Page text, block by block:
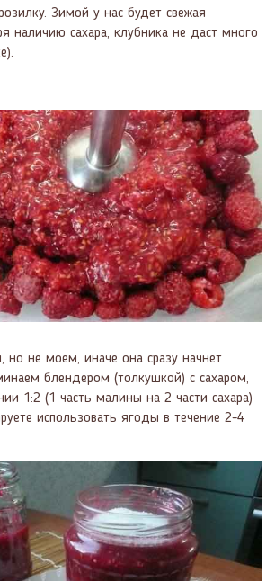
Зимой у нас будет свежая
наличию сахара, клубника не даст много
но не моем, иначе она сразу начнет
блендером (толкушкой) с сахаром,
1:2 (1 часть малины на 2 части сахара)
использовать ягоды в течение 2-4